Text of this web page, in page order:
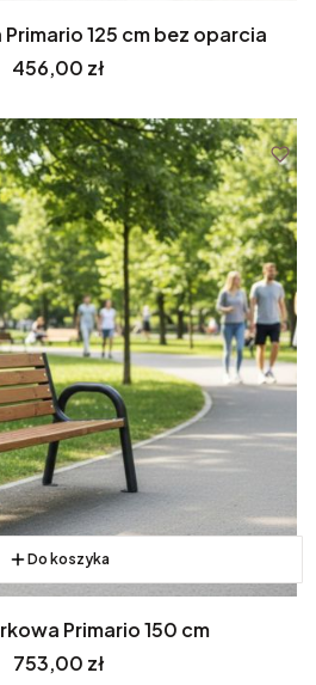
125 cm bez oparcia
Cena
456,00 zł
Do koszyka
Primario 150 cm
Cena
753,00 zł